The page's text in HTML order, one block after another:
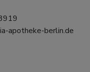
apotheke-berlin.de